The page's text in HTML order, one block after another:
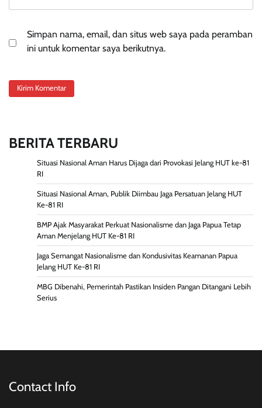
Simpan nama, email, dan situs web saya pada peramban
ini untuk komentar saya berikutnya.
BERITA TERBARU
Situasi Nasional Aman Harus Dijaga dari Provokasi Jelang HUT ke-81
RI
Situasi Nasional Aman, Publik Diimbau Jaga Persatuan Jelang HUT
Ke-81 RI
BMP Ajak Masyarakat Perkuat Nasionalisme dan Jaga Papua Tetap
Aman Menjelang HUT Ke-81 RI
Jaga Semangat Nasionalisme dan Kondusivitas Keamanan Papua
Jelang HUT Ke-81 RI
MBG Dibenahi, Pemerintah Pastikan Insiden Pangan Ditangani Lebih
Serius
Contact Info